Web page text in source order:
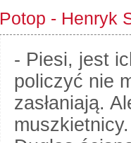
Potop - Henryk
- Piesi, jest
policzyć nie
zasłaniają.
muszkietnicy.